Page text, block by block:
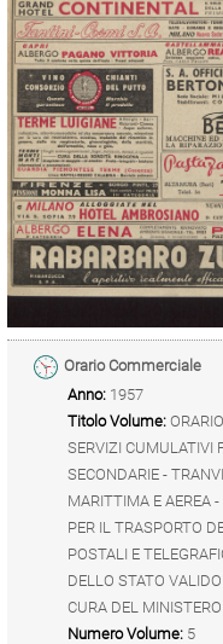
Orario Commerciale
Anno: 1957
Titolo Volume:
SERVIZI CUMULATIVI
SECONDARIE -
MARITTIMA E AEREA
PER IL TRASPORTO
POSTALI E
DELLO STATO
CURA DEL
Numero Volume: 5